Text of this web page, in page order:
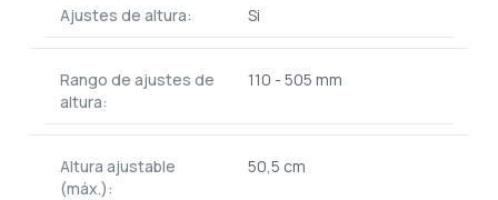
Ajustes de altura: Si
Rango de ajustes de
altura:
110 - 505 mm
Altura ajustable
(máx.):
50,5 cm